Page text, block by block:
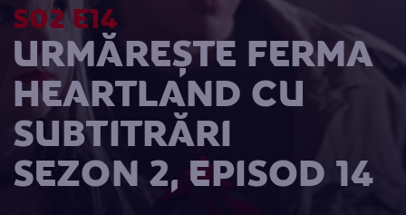
S02 E14
URMĂREȘTE FERMA
HEARTLAND CU
SUBTITRĂRI
SEZON 2, EPISOD 14